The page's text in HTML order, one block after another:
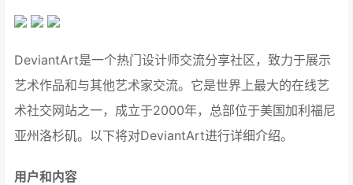
DeviantArt是一个热门设计师交流分享社区，致力于展示
艺术作品和与其他艺术家交流。它是世界上最大的在线艺
术社交网站之一，成立于2000年，总部位于美国加利福尼
亚州洛杉矶。以下将对DeviantArt进行详细介绍。
用户和内容